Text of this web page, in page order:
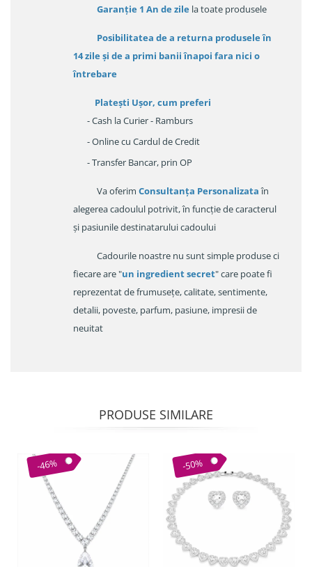
Garanție 1 An de zile la toate produsele
Posibilitatea de a returna produsele în
14 zileși de a primi banii înapoi fara nici o
întrebare
Platești Ușor, cum preferi
- Cash la Curier - Ramburs
- Online cu Cardul de Credit
- Transfer Bancar, prin OP
Va oferim Consultanța Personalizataîn
alegerea cadoulul potrivit, în funcție de caracterul
și pasiunile destinatarului cadoului
Cadourile noastre nu sunt simple produse ci
fiecare are "un ingredient secret" care poate fi
reprezentat de frumusețe, calitate, sentimente,
detalii, poveste, parfum, pasiune, impresii de
neuitat
PRODUSE SIMILARE
-46% -50%